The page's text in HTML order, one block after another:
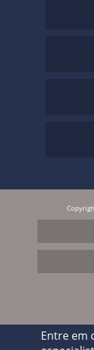
Entre em